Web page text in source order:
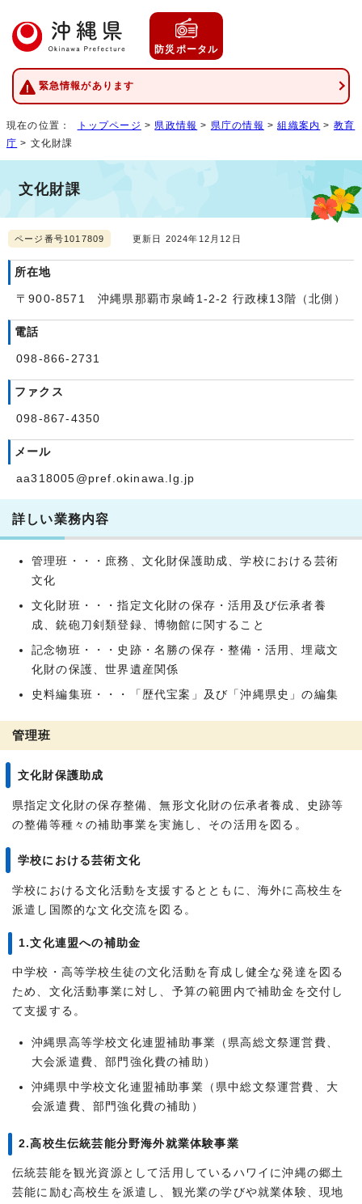
防災ポータル
緊急情報があります
現在の位置： トップページ > 県政情報 > 県庁の情報 >組織案内 > 教育
庁 > 文化財課
文化財課
ページ番号1017809 更新日 2024年12月12日
所在地
〒900-8571 沖縄県那覇市泉崎1-2-2 行政棟13階（北側）
電話
098-866-2731
ファクス
098-867-4350
メール
aa318005@pref.okinawa.lg.jp
詳しい業務内容
管理班・・・庶務、文化財保護助成、学校における芸術
文化
文化財班・・・指定文化財の保存・活用及び伝承者養
成、銃砲刀剣類登録、博物館に関すること
記念物班・・・史跡・名勝の保存・整備・活用、埋蔵文
化財の保護、世界遺産関係
史料編集班・・・「歴代宝案」及び「沖縄県史」の編集
管理班
文化財保護助成
県指定文化財の保存整備、無形文化財の伝承者養成、史跡等
の整備等種々の補助事業を実施し、その活用を図る。
学校における芸術文化
学校における文化活動を支援するとともに、海外に高校生を
派遣し国際的な文化交流を図る。
1.文化連盟への補助金
中学校・高等学校生徒の文化活動を育成し健全な発達を図る
ため、文化活動事業に対し、予算の範囲内で補助金を交付し
て支援する。
沖縄県高等学校文化連盟補助事業（県高総文祭運営費、
大会派遣費、部門強化費の補助）
沖縄県中学校文化連盟補助事業（県中総文祭運営費、大
会派遣費、部門強化費の補助）
2.高校生伝統芸能分野海外就業体験事業
伝統芸能を観光資源として活用しているハワイに沖縄の郷土
芸能に励む高校生を派遣し、観光業の学びや就業体験、現地